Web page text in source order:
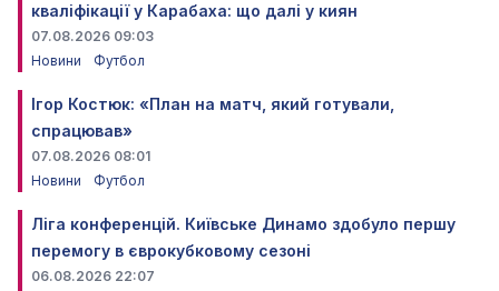
кваліфікації у Карабаха: що далі у киян
07.08.2026 09:03
Новини
Футбол
Ігор Костюк: «План на матч, який готували,
спрацював»
07.08.2026 08:01
Новини
Футбол
Ліга конференцій. Київське Динамо здобуло першу
перемогу в єврокубковому сезоні
06.08.2026 22:07